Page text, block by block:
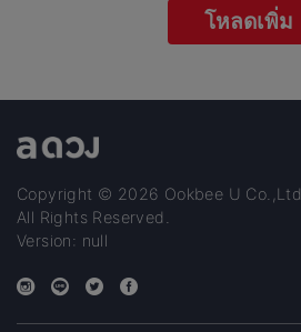
โหลดเพิ่ม
Copyright © 2026 Ookbee U Co.,Ltd.
All Rights Reserved.
Version: null